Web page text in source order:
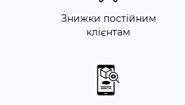
Знижки постійним
клієнтам